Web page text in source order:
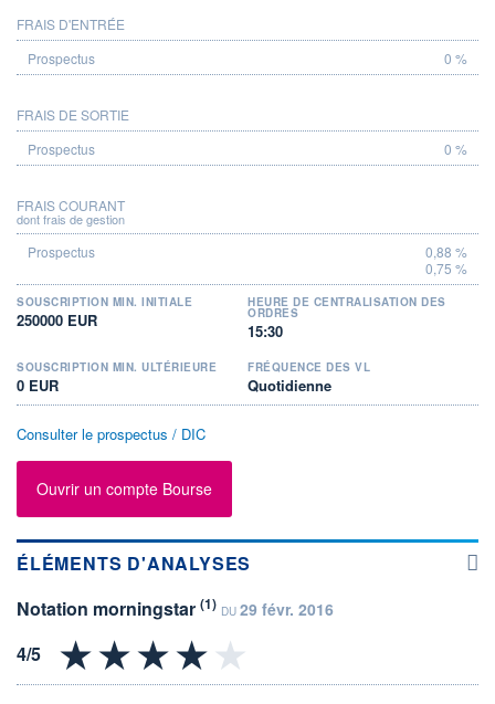
PROSPECTUS
FRAIS D'ENTRÉE
0 %
FRAIS DE SORTIE
0 %
FRAIS COURANT
dont frais de gestion
0,88 %
0,75 %
SOUSCRIPTION MIN. INITIALE
250000 EUR
HEURE DE CENTRALISATION DES
ORDRES
15:30
SOUSCRIPTION MIN. ULTÉRIEURE
0 EUR
FRÉQUENCE DES VL
Quotidienne
Consulter le prospectus / DIC
Ouvrir un compte Bourse
ÉLÉMENTS D'ANALYSES
Notation morningstar (1) DU 29 févr. 2016